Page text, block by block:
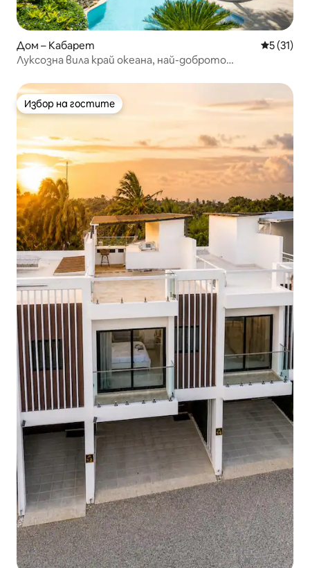
Дом – Кабарет Средна
5 (31)
Луксозна вила край океана, най-доброто
Избор на гостите
Избор на гостите